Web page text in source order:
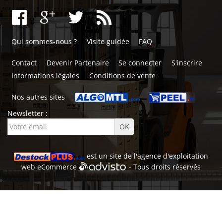
Qui sommes-nous ? Visite guidée FAQ
Contact Devenir Partenaire Se connecter
S'inscrire
Informations légales
Conditions de vente
Nos autres sites
Newsletter :
est un site de l'agence d'exploitation
webeCommerce - Tous droits réservés